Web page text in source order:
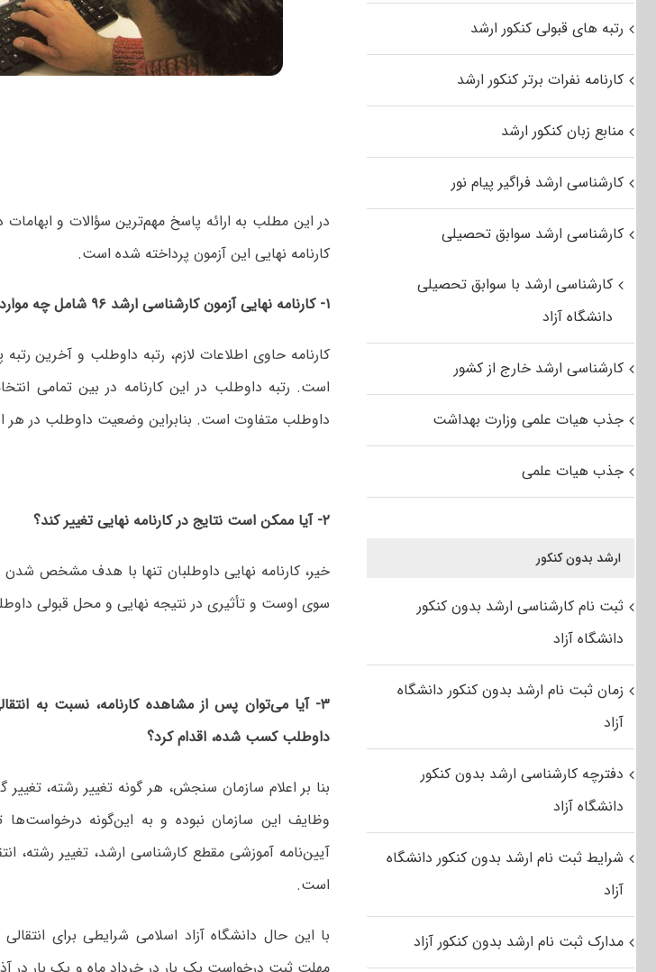
کارنامه نهایی این آزمون پرداخته شده است.
۱- کارنامه نهایی آزمون کارشناسی ارشد ۹۶ شامل چه مواردی است؟
کارنامه‌ حاوی اطلاعات لازم، رتبه داوطلب و آخرین
است. رتبه داوطلب در این کارنامه در بین تمامی
داوطلب متفاوت است. بنابراین وضعیت داوطلب در هر
۲- آیا ممکن است نتایج در کارنامه نهایی تغییر کند؟
خیر، کارنامه نهایی داوطلبان تنها با هدف مشخص
سوی اوست و تأثیری در نتیجه نهایی و محل قبولی
۳- آیا می‌توان پس از مشاهده کارنامه، نسبت به
داوطلب کسب شده، اقدام کرد؟
بنا بر اعلام سازمان سنجش، هر گونه تغییر رشته،
وظایف این سازمان نبوده و به این‌گونه
آیین‌نامه آموزشی مقطع کارشناسی ارشد، تغییر رشته،
است.
با این حال دانشگاه آزاد اسلامی شرایطی برای
رتبه های قبولی کنکور ارشد
کارنامه نفرات برتر کنکور ارشد
منابع زبان کنکور ارشد
کارشناسی ارشد فراگیر پیام نور
کارشناسی ارشد سوابق تحصیلی
کارشناسی ارشد با سوابق تحصیلی
دانشگاه آزاد
کارشناسی ارشد خارج از کشور
جذب هیات علمی وزارت بهداشت
جذب هیات علمی
ارشد بدون کنکور
ثبت نام کارشناسی ارشد بدون کنکور
دانشگاه آزاد
زمان ثبت نام ارشد بدون کنکور دانشگاه
آزاد
دفترچه کارشناسی ارشد بدون کنکور
دانشگاه آزاد
شرایط ثبت نام ارشد بدون کنکور دانشگاه
آزاد
مدارک ثبت نام ارشد بدون کنکور آزاد